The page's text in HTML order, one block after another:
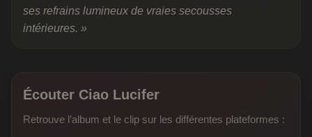
ses refrains lumineux de vraies secousses
intérieures. »
Écouter Ciao Lucifer
Retrouve l’album et le clip sur les différentes plateformes :